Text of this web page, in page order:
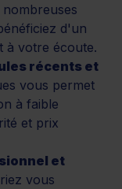
d'un
à votre écoute.
récents et
vous permet
à faible
et prix
et
vous